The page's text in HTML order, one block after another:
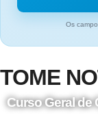
Os
TOME
Curso Geral de